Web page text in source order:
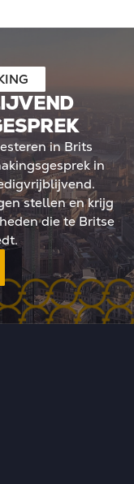
in Brits
in
stellen en krijg
die te Britse